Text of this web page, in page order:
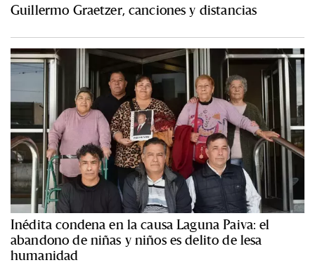
Guillermo Graetzer, canciones y distancias
Inédita condena en la causa Laguna Paiva: el
abandono de niñas y niños es delito de lesa
humanidad